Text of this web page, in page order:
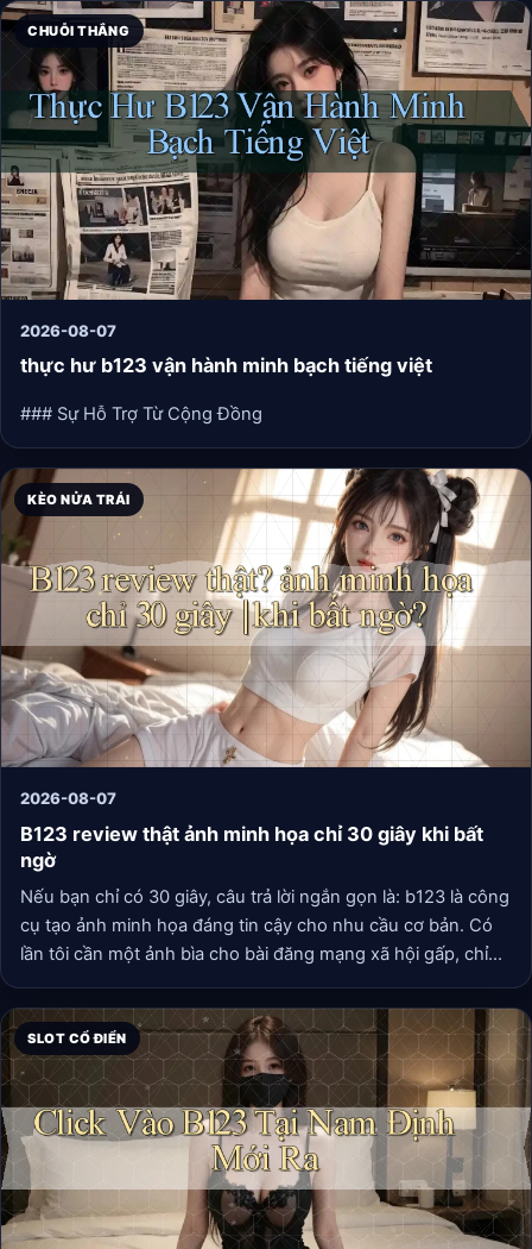
CHUỖI THẮNG
2026-08-07
thực hư b123 vận hành minh bạch tiếng việt
### Sự Hỗ Trợ Từ Cộng Đồng
KÈO NỬA TRÁI
2026-08-07
B123 review thật ảnh minh họa chỉ 30 giây khi bất
ngờ
Nếu bạn chỉ có 30 giây, câu trả lời ngắn gọn là: b123 là công
cụ tạo ảnh minh họa đáng tin cậy cho nhu cầu cơ bản. Có
lần tôi cần một ảnh bìa cho bài đăng mạng xã hội gấp, chỉ
mất đúng 30 giây từ lúc nhập mô tả đến lúc tải ảnh xuống.
Giao diện của b123 rất trực quan: bạn chỉ cần chọn mẫu,
nhập nội dung, và nhấn “Tạo ảnh”. Các nút bấm được đặt rõ
ràng, không có quảng cáo gây nhiễu.
SLOT CỔ ĐIỂN